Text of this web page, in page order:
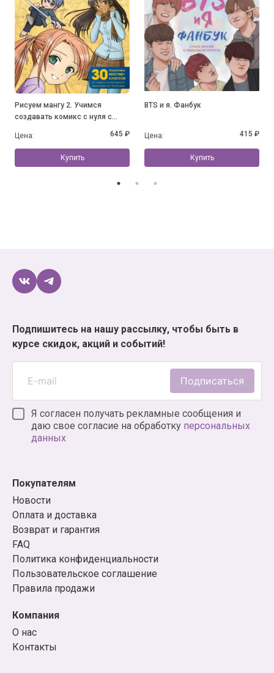
Рисуем мангу 2. Учимся
создавать комикс с нуля с
Цена:
645 ₽
Купить
BTS и я. Фанбук
Цена: 415 ₽
Купить
Подпишитесь на нашу рассылку, чтобы быть в
курсе скидок, акций и событий!
Подписаться
Я согласен получать рекламные сообщения и
даю свое согласие на обработку персональных
данных
Покупателям
Новости
Оплата и доставка
Возврат и гарантия
FAQ
Политика конфиденциальности
Пользовательское соглашение
Правила продажи
Компания
О нас
Контакты